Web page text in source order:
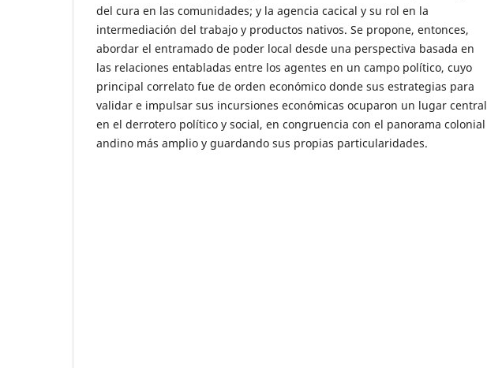
del cura en las comunidades; y la agencia cacical y su rol en la
intermediación del trabajo y productos nativos. Se propone, entonces,
abordar el entramado de poder local desde una perspectiva basada en
las relaciones entabladas entre los agentes en un campo político, cuyo
principal correlato fue de orden económico donde sus estrategias para
validar e impulsar sus incursiones económicas ocuparon un lugar central
en el derrotero político y social, en congruencia con el panorama colonial
andino más amplio y guardando sus propias particularidades.